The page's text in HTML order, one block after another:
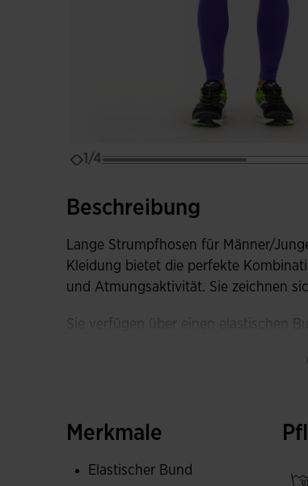
1/4
Beschreibung
Lange Strumpfhosen für Männer/
Kleidung bietet die perfekte
und Atmungsaktivität. Sie zeichnen
Sie verfügen über einen elastischen
Flachnähte Flatlock-Konstruktion,
Sportler dank seiner atmungsaktiven
Joma-Logo im Druck.
Merkmale
Elastischer Bund